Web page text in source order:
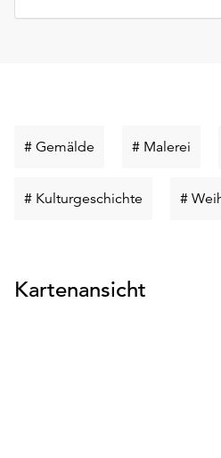
# Gemälde Schlüsselwort
# Malerei
# Kulturgeschichte
#
Kartenansicht